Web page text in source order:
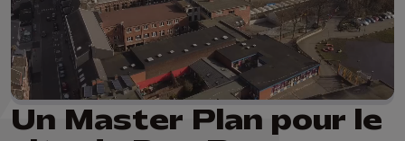
Un Master Plan pour le